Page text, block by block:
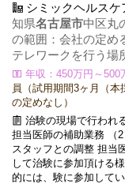
シミックヘルス
知県名古屋市中区丸
の範囲：会社の定め
テレワークを行う場
年収：450万円～500
員（試用期間3ヶ月（
の定めなし）
治験の現場で行われ
担当医師の補助業務 （
スタッフとの調整 担当
して治験に参加頂ける
的には、験に参加して